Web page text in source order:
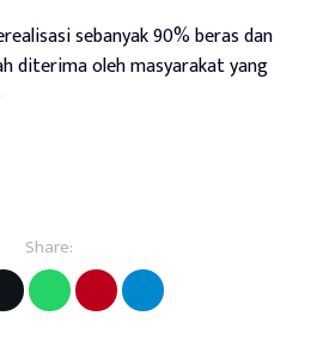
sebanyak 90% beras dan
diterima oleh masyarakat yang
Share: